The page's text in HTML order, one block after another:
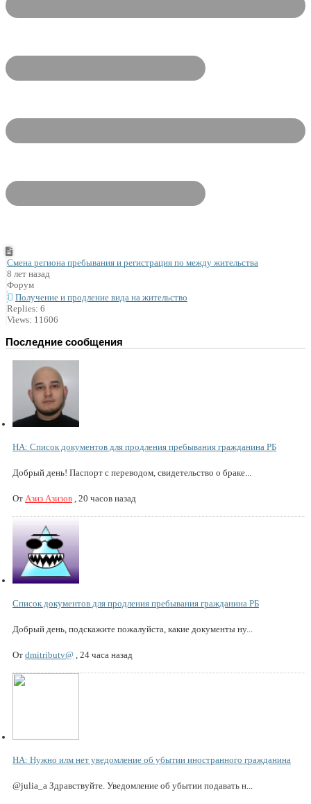
Смена региона пребывания и регистрация по между жительства
8 лет назад
Форум
Получение и продление вида на жительство
Replies: 6
Views: 11606
Последние сообщения
НА: Список документов для продления пребывания гражданина РБ
Добрый день! Паспорт с переводом, свидетельство о браке...
От Азиз Азизов 20 часов назад
Список документов для продления пребывания гражданина РБ
Добрый день, подскажите пожалуйста, какие документы ну...
От dmitributv@ 24 часа назад
НА: Нужно илм нет уведомление об убытии иностранного гражданина
@julia_a Здравствуйте. Уведомление об убытии подавать н...